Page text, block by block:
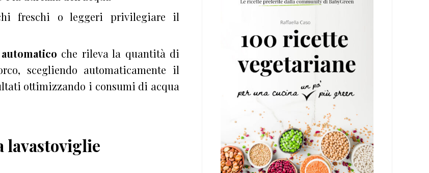
freschi o leggeri privilegiare il
che rileva la quantità di
scegliendo automaticamente il
ottimizzando i consumi di acqua
lavastoviglie